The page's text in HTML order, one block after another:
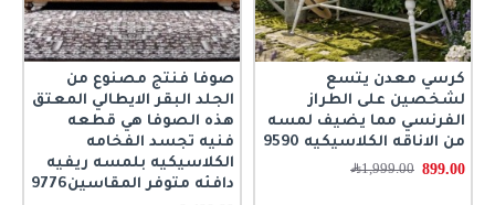
كرسي معدن يتسع
لشخصين على الطراز
الفرنسي مما يضيف لمسه
من الاناقه الكلاسيكيه 9590
899.00
1,999.00﷼
صوفا فنتج مصنوع من
الجلد البقر الايطالي المعتق
هذه الصوفا هي قطعه
فنيه تجسد الفخامه
الكلاسيكيه بلمسه ريفيه
دافئه متوفر المقاسين9776